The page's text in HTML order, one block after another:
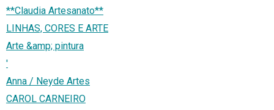
**Claudia Artesanato**
LINHAS, CORES E ARTE
Arte &amp; pintura
'
Anna / Neyde Artes
CAROL CARNEIRO